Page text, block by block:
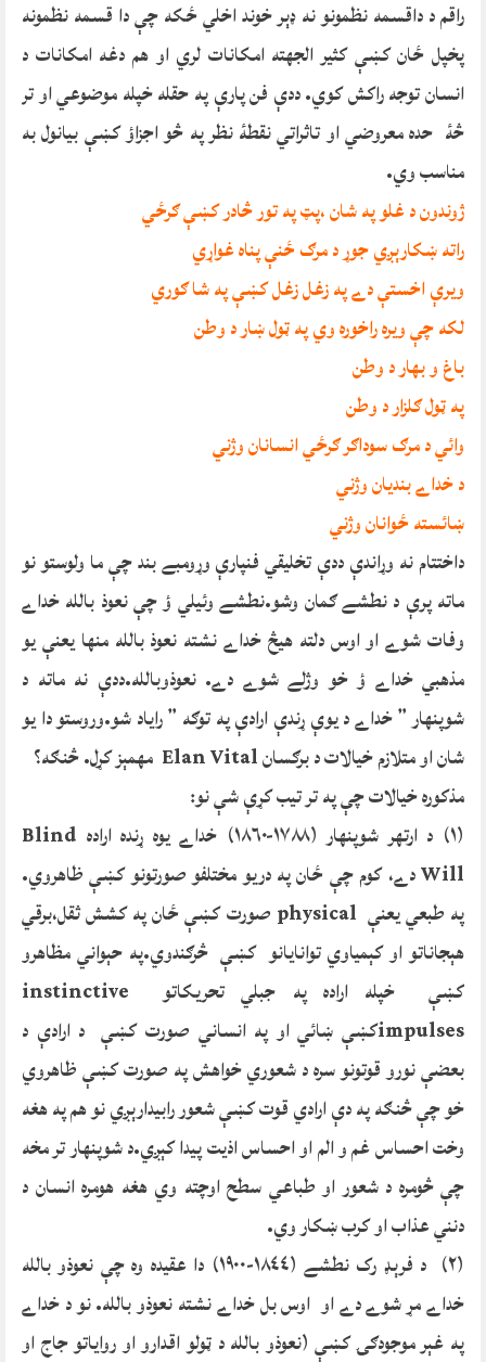
راقم د داقسمه نظمونو نه ډېر خوند اخلي ځکه چې دا قسمه نظمونه
پخپل ځان کښې کثير الجهته امکانات لري او هم دغه امکانات د
انسان توجه راکش کوي. ددې فن پارې په حقله خپله موضوعي او تر
څۀ حده معروضي او تاثراتي نقطۀ نظر په څو اجزاؤ کښې بيانول به
مناسب وي.
ژوندون د غلو په شان ،پټ په تور څادر کښې ګرځي
راته ښکارېږي جوړ د مرګ ځنې پناه غواړي
ويرې اخستې دے په زغل زغل کښې په شا ګوري
لکه چې ويره راخوره وي په ټول ښار د وطن
باغ و بهار د وطن
په ټول ګلزار د وطن
وائي د مرګ سوداګر ګرځي انسانان وژني
د خداے بنديان وژني
ښائسته ځوانان وژني
داختتام نه وړاندې ددې تخليقي فنپارې وړومبے بند چې ما ولوستو نو
ماته پرې د نطشے ګمان وشو.نطشے وئيلي ؤ چې نعوذ بالله خداے
وفات شوے او اوس دلته هيڅ خداے نشته نعوذ بالله منها يعنې يو
مذهبي خداے ؤ خو وژلے شوے دے. نعوذوبالله.ددې نه ماته د
شوپنهار ” خداے د يوې ړندې ارادې په توګه ” راياد شو.وروستو دا يو
شان او متلازم خيالات د برګسان Elan Vital مهمېز کړل. څنګه؟
مذکوره خيالات چې په تر تيب کړې شې نو:
(١) د ارتهر شوپنهار (١٧٨٨-١٨٦٠) خداے يوه ړنده اراده Blind
Will دے، کوم چې ځان په دريو مختلفو صورتونو کښې ظاهروي.
په طبعي يعنې physical صورت کښې ځان په کشش ثقل،برقي
هېجاناتو او کېمياوي توانايانو کښې څرګندوي.په حېواني مظاهرو
کښې خپله اراده په جبلي تحريکاتو instinctive
impulsesکښې ښائي او په انساني صورت کښې د ارادې د
بعضې نورو قوتونو سره د شعوري خواهش په صورت کښې ظاهروي
خو چې څنګه په دې ارادي قوت کښې شعور رابيدارېږي نو هم په هغه
وخت احساس غم و الم او احساس اذيت پيدا کېږي.د شوپنهار تر مخه
چې څومره د شعور او طباعي سطح اوچته وي هغه هومره انسان د
دنني عذاب او کرب ښکار وي.
(٢) د فرېډ رک نطشے (١٨٤٤-١٩٠٠) دا عقيده وه چې نعوذو بالله
خداے مړ شوے دے او اوس بل خداے نشته نعوذو بالله. نو د خداے
په غېر موجودګۍ کښې (نعوذو بالله د ټولو اقدارو او رواياتو جاج او